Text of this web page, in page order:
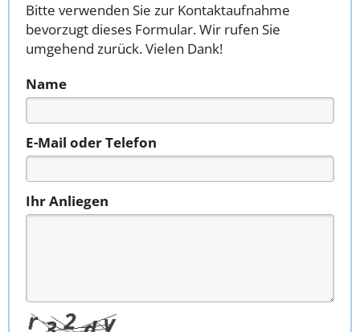
Bitte verwenden Sie zur Kontaktaufnahme
bevorzugt dieses Formular. Wir rufen Sie
umgehend zurück. Vielen Dank!
Name
E-Mail oder Telefon
Ihr Anliegen